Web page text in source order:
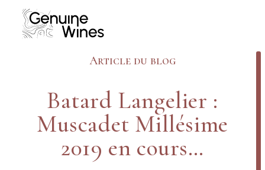
content
Article du blog
Batard Langelier :
Muscadet Millésime
2019 en cours…